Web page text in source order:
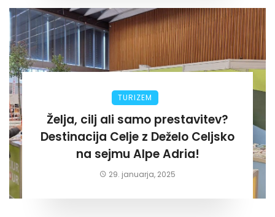
TURIZEM
Želja, cilj ali samo prestavitev?
Destinacija Celje z Deželo Celjsko
na sejmu Alpe Adria!
29. januarja, 2025